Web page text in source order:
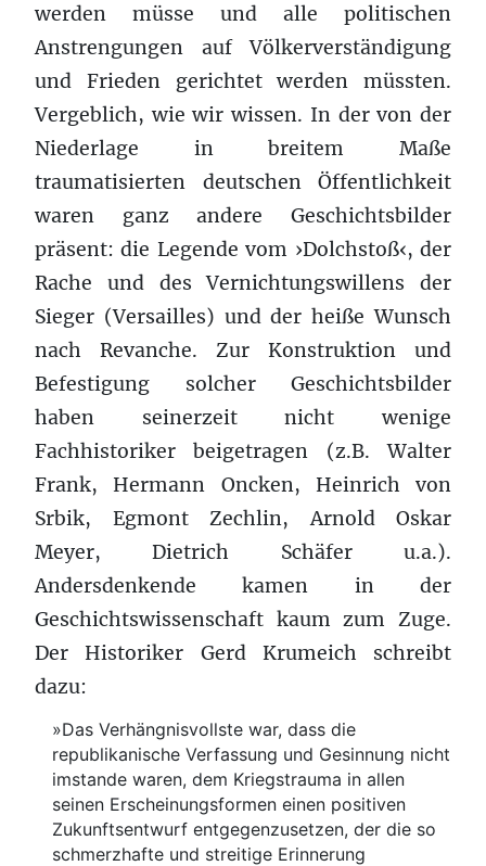
werden müsse und alle politischen
Anstrengungen auf Völkerverständigung
und Frieden gerichtet werden müssten.
Vergeblich, wie wir wissen. In der von der
Niederlage in breitem Maße
traumatisierten deutschen Öffentlichkeit
waren ganz andere Geschichtsbilder
präsent: die Legende vom ›Dolchstoß‹, der
Rache und des Vernichtungswillens der
Sieger (Versailles) und der heiße Wunsch
nach Revanche. Zur Konstruktion und
Befestigung solcher Geschichtsbilder
haben seinerzeit nicht wenige
Fachhistoriker beigetragen (z.B. Walter
Frank, Hermann Oncken, Heinrich von
Srbik, Egmont Zechlin, Arnold Oskar
Meyer, Dietrich Schäfer u.a.).
Andersdenkende kamen in der
Geschichtswissenschaft kaum zum Zuge.
Der Historiker Gerd Krumeich schreibt
dazu:
»Das Verhängnisvollste war, dass die
republikanische Verfassung und Gesinnung nicht
imstande waren, dem Kriegstrauma in allen
seinen Erscheinungsformen einen positiven
Zukunftsentwurf entgegenzusetzen, der die so
schmerzhafte und streitige Erinnerung